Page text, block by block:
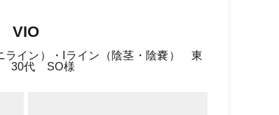
VIO
イン）・Iライン（陰茎・陰嚢） 東
30代 SO様